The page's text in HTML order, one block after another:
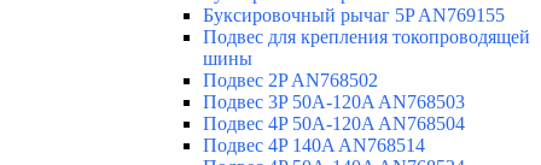
Буксировочный рычаг 5P AN769155
Подвес для крепления токопроводящей
шины
Подвес 2P AN768502
Подвес 3P 50A-120A AN768503
Подвес 4P 50A-120A AN768504
Подвес 4P 140A AN768514